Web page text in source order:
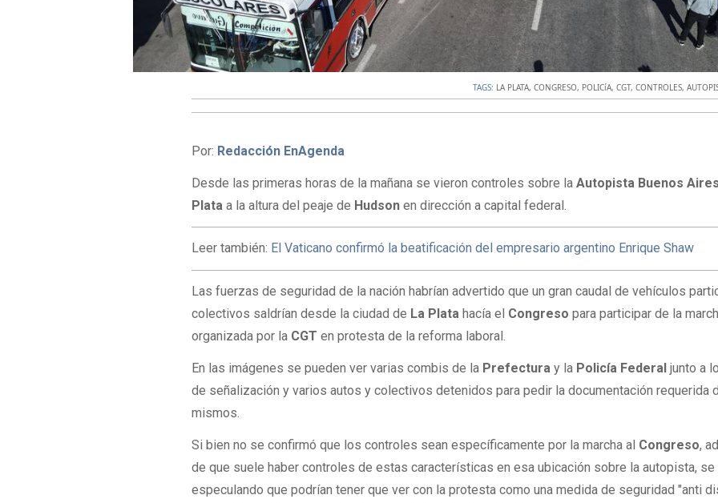
TAGS: LA PLATA,CONGRESO, POLICíA,CGT,CONTROLES,
Por: Redacción EnAgenda
Desde las primeras horas de la mañana se vieron controles sobre laAutopista Buenos
Plata a la altura del peaje de Hudsonen dirección a capital federal.
Leer también: El Vaticano confirmó la beatificación del empresario argentino Enrique Shaw
Las fuerzas de seguridad de la nación habrían advertido que un gran caudal de vehículos
colectivos saldrían desde la ciudad de La Plata hacía el Congreso para participar de la
organizada por la CGT en protesta de la reforma laboral.
En las imágenes se pueden ver varias combis de la Prefecturay la Policía Federal junto a
de señalización y varios autos y colectivos detenidos para pedir la documentación requerida
mismos.
Si bien no se confirmó que los controles sean específicamente por la marcha al Congreso,
de que suele haber controles de estas características en esa ubicación sobre la autopista,
especulando que podrían tener que ver con la protesta como una medida de seguridad "anti